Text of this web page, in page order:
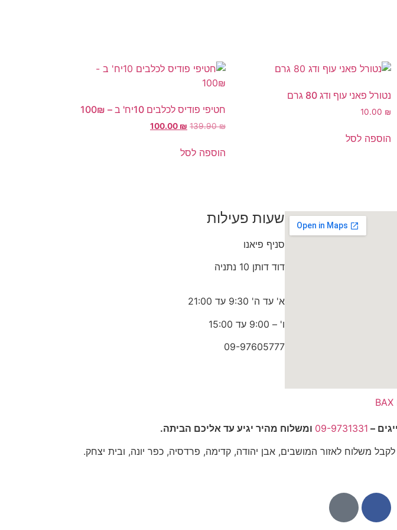
נטורל פאני עוף ודג 80 גרם
10.00 ₪
הוספה לסל
חטיפי פודיס לכלבים 10יח' ב – 100₪
139.90₪
100.00 ₪
הוספה לסל
שעות פעילות
סניף פיאנו
דוד דותן 10 נתניה
א' עד ה' 9:30 עד 21:00
ו' – 9:00 עד 15:00
09-97605777
–
09-9731331 ומשלוח מהיר יגיע עד אליכם הביתה.
משלוח לאזור המושבים, אבן יהודה, קדימה, פרדסיה, כפר יונה, ובית יצחק.